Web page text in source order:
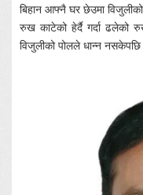
बिहान आफ्नै घर छेउमा
रुख काटेको हेर्दै गर्दा ढलेको
विजुलीको पोलले धान्न नसकेपछि